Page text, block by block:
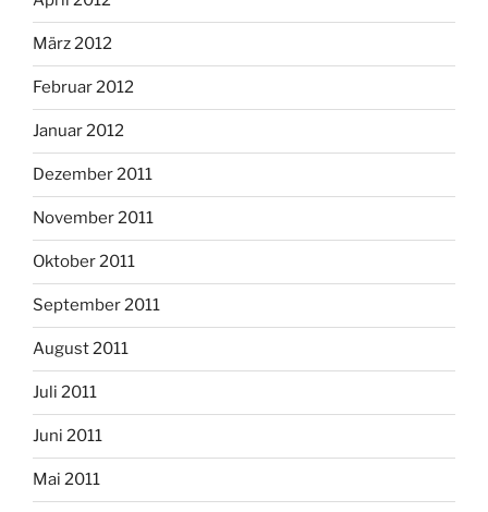
März 2012
Februar 2012
Januar 2012
Dezember 2011
November 2011
Oktober 2011
September 2011
August 2011
Juli 2011
Juni 2011
Mai 2011